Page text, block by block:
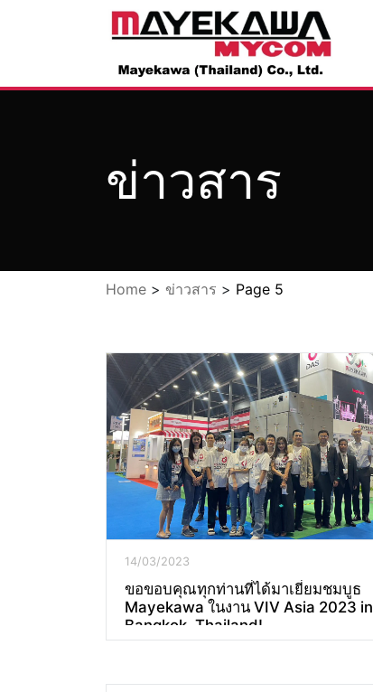
ข่าวสาร
Home > ข่าวสาร > Page 5
14/03/2023
ขอขอบคุณทุกท่านที่ได้มาเยี่ยมชมบูธ
Mayekawa ในงาน VIV Asia 2023 in
Bangkok, Thailand!